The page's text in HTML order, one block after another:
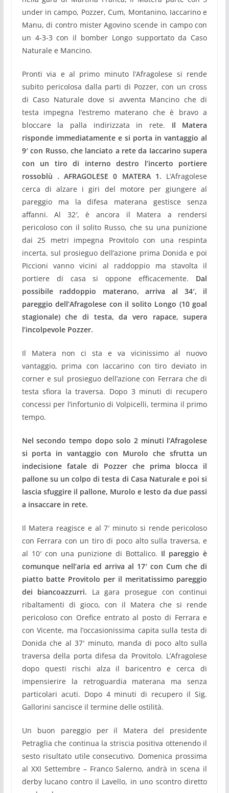
under in campo, Pozzer, Cum, Montanino, Iaccarino e
Manu, di contro mister Agovino scende in campo con
un 4-3-3 con il bomber Longo supportato da Caso
Naturale e Mancino.
Pronti via e al primo minuto l’Afragolese si rende
subito pericolosa dalla parti di Pozzer, con un cross
di Caso Naturale dove si avventa Mancino che di
testa impegna l’estremo materano che è bravo a
bloccare la palla indirizzata in rete. Il Matera
risponde immediatamente e si porta in vantaggio al
9′ con Russo, che lanciato a rete da Iaccarino supera
con un tiro di interno destro l’incerto portiere
rossoblù . AFRAGOLESE 0 MATERA 1. L’Afragolese
cerca di alzare i giri del motore per giungere al
pareggio ma la difesa materana gestisce senza
affanni. Al 32′, è ancora il Matera a rendersi
pericoloso con il solito Russo, che su una punizione
dai 25 metri impegna Provitolo con una respinta
incerta, sul prosieguo dell’azione prima Donida e poi
Piccioni vanno vicini al raddoppio ma stavolta il
portiere di casa si oppone efficacemente. Dal
possibile raddoppio materano, arriva al 34′, il
pareggio dell’Afragolese con il solito Longo (10 goal
stagionale) che di testa, da vero rapace, supera
l’incolpevole Pozzer.
Il Matera non ci sta e va vicinissimo al nuovo
vantaggio, prima con Iaccarino con tiro deviato in
corner e sul prosieguo dell’azione con Ferrara che di
testa sfiora la traversa. Dopo 3 minuti di recupero
concessi per l’infortunio di Volpicelli, termina il primo
tempo.
Nel secondo tempo dopo solo 2 minuti l’Afragolese
si porta in vantaggio con Murolo che sfrutta un
indecisione fatale di Pozzer che prima blocca il
pallone su un colpo di testa di Casa Naturale e poi si
lascia sfuggire il pallone, Murolo e lesto da due passi
a insaccare in rete.
Il Matera reagisce e al 7′ minuto si rende pericoloso
con Ferrara con un tiro di poco alto sulla traversa, e
al 10′ con una punizione di Bottalico. Il pareggio è
comunque nell’aria ed arriva al 17′ con Cum che di
piatto batte Provitolo per il meritatissimo pareggio
dei biancoazzurri. La gara prosegue con continui
ribaltamenti di gioco, con il Matera che si rende
pericoloso con Orefice entrato al posto di Ferrara e
con Vicente, ma l’occasionissima capita sulla testa di
Donida che al 37′ minuto, manda di poco alto sulla
traversa della porta difesa da Provitolo. L’Afragolese
dopo questi rischi alza il baricentro e cerca di
impensierire la retroguardia materana ma senza
particolari acuti. Dopo 4 minuti di recupero il Sig.
Gallorini sancisce il termine delle ostilità.
Un buon pareggio per il Matera del presidente
Petraglia che continua la striscia positiva ottenendo il
sesto risultato utile consecutivo. Domenica prossima
al XXI Settembre – Franco Salerno, andrà in scena il
derby lucano contro il Lavello, in uno scontro diretto